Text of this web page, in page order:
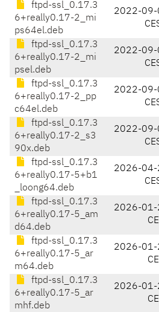
ftpd-ssl_0.17.3
6+really0.17-2_mi
ps64el.deb
2022-09-
ftpd-ssl_0.17.3
6+really0.17-2_mi
psel.deb
2022-09-
ftpd-ssl_0.17.3
6+really0.17-2_pp
c64el.deb
2022-09-
ftpd-ssl_0.17.3
6+really0.17-2_s3
90x.deb
2022-09-
ftpd-ssl_0.17.3
6+really0.17-5+b1
_loong64.deb
2026-04-
ftpd-ssl_0.17.3
6+really0.17-5_am
d64.deb
2026-01-
CET
ftpd-ssl_0.17.3
6+really0.17-5_ar
m64.deb
2026-01-
CET
ftpd-ssl_0.17.3
6+really0.17-5_ar
mhf.deb
2026-01-
CET